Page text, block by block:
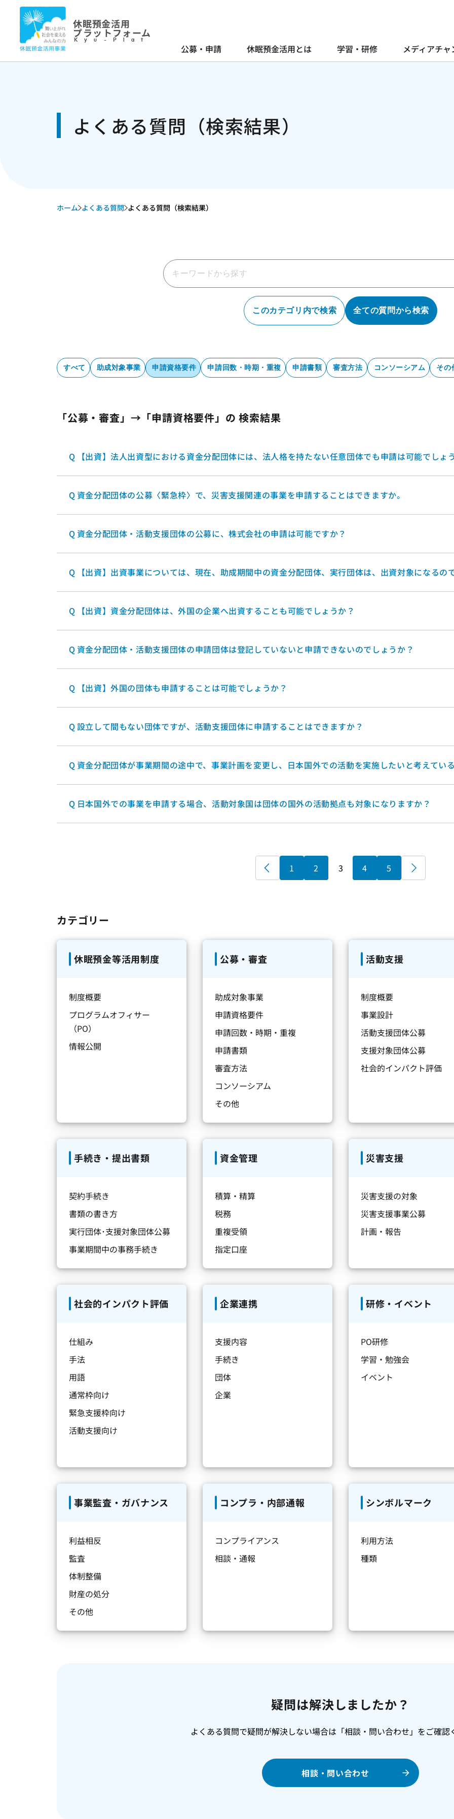
休眠預金活用
プラットフォーム
Kyu-Plat
公募・申請 休眠預金活用とは 学習・研修 メディアチャ
よくある質問（検索結果）
ホーム よくある質問 よくある質問（検索結果）
このカテゴリ内で検索 全ての質問から検索
すべて 助成対象事業 申請資格要件 申請回数・時期・重複 申請書類 審査方法 コンソーシアム その
「公募・審査」→「申請資格要件」の 検索結果
Q 【出資】法人出資型における資金分配団体には、法人格を持たない任意団体でも申請は可能でしょ
Q資金分配団体の公募〈緊急枠〉で、災害支援関連の事業を申請することはできますか。
Q資金分配団体・活動支援団体の公募に、株式会社の申請は可能ですか？
Q 【出資】出資事業については、現在、助成期間中の資金分配団体、実行団体は、出資対象になるの
Q 【出資】資金分配団体は、外国の企業へ出資することも可能でしょうか？
Q資金分配団体・活動支援団体の申請団体は登記していないと申請できないのでしょうか？
Q 【出資】外国の団体も申請することは可能でしょうか？
Q設立して間もない団体ですが、活動支援団体に申請することはできますか？
Q資金分配団体が事業期間の途中で、事業計画を変更し、日本国外での活動を実施したいと考えてい
Q 日本国外での事業を申請する場合、活動対象国は団体の国外の活動拠点も対象になりますか？
« 1 2 3 4 5 »
カテゴリー
休眠預金等活用制度
制度概要
プログラムオフィサー
（PO）
情報公開
公募・審査
助成対象事業
申請資格要件
申請回数・時期・重複
申請書類
審査方法
コンソーシアム
その他
活動支援
制度概要
事業設計
活動支援団体公募
支援対象団体公募
社会的インパクト評価
手続き・提出書類
契約手続き
書類の書き方
実行団体･支援対象団体公募
事業期間中の事務手続き
資金管理
積算・精算
税務
重複受領
指定口座
災害支援
災害支援の対象
災害支援事業公募
計画・報告
社会的インパクト評価
仕組み
手法
用語
通常枠向け
緊急支援枠向け
活動支援向け
企業連携
支援内容
手続き
団体
企業
研修・イベント
PO研修
学習・勉強会
イベント
事業監査・ガバナンス
利益相反
監査
体制整備
財産の処分
その他
コンプラ・内部通報
コンプライアンス
相談・通報
シンボルマーク
利用方法
種類
疑問は解決しましたか？
よくある質問で疑問が解決しない場合は「相談・問い合わせ」をご確認
相談・問い合わせ